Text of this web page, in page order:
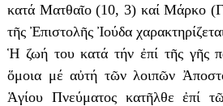
κατά Ματθαῖο (10, 3) καί Μάρκο
τῆς Ἐπιστολῆς Ἰούδα
Ἡ ζωή του κατά τήν ἐπί τῆς γῆς
ὅμοια μέ αὐτή τῶν λοιπῶν
Ἁγίου Πνεύματος κατῆλθε ἐπί